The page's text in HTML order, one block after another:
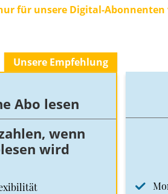
für unsere Digital-Abonnenten
Unsere Empfehlung
Abo lesen
wenn
wird